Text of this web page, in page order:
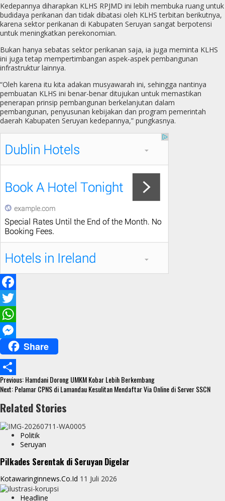
Kedepannya diharapkan KLHS RPJMD ini lebih membuka ruang untuk
budidaya perikanan dan tidak dibatasi oleh KLHS terbitan berikutnya,
karena sektor perikanan di Kabupaten Seruyan sangat berpotensi
untuk meningkatkan perekonomian.
Bukan hanya sebatas sektor perikanan saja, ia juga meminta KLHS
ini juga tetap mempertimbangan aspek-aspek pembangunan
infrastruktur lainnya.
“Oleh karena itu kita adakan musyawarah ini, sehingga nantinya
pembuatan KLHS ini benar-benar ditujukan untuk memastikan
penerapan prinsip pembangunan berkelanjutan dalam
pembangunan, penyusunan kebijakan dan program pemerintah
daerah Kabupaten Seruyan kedepannya,” pungkasnya.
F
a
c
b
o
o
k
T
w
t
t
e
r
W
a
t
s
A
p
e
s
s
e
n
e
r
Share
S
a
r
Continue
Reading
Previous:Hamdani Dorong UMKM Kobar Lebih Berkembang
Next:Pelamar CPNS di Lamandau Kesulitan Mendaftar Via Online di Server SSCN
Related Stories
Politik
Seruyan
Pilkades Serentak di Seruyan Digelar
Kotawaringinnews.co.id 11 Juli 2026
Headline